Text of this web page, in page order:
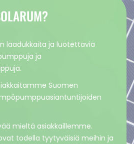
laadukkaita ja luotettavia
ja
Suomen
mieltä asiakkaillemme.
todella tyytyväisiä meihin ja